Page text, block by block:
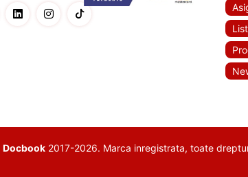
Docbook 2017-2026. Marca inregistrata, toate